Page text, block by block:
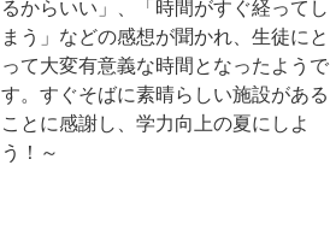
るからいい」、「時間がすぐ経ってし
まう」などの感想が聞かれ、生徒にと
って大変有意義な時間となったようで
す。すぐそばに素晴らしい施設がある
ことに感謝し、学力向上の夏にしよ
う！～